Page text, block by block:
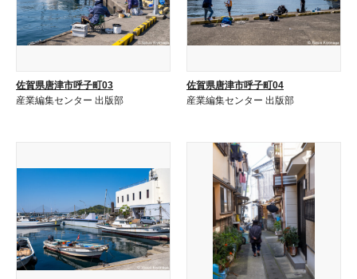
佐賀県唐津市呼子町03
産業編集センター 出版部
佐賀県唐津市呼子町04
産業編集センター 出版部